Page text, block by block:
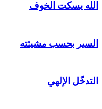
الله يسكت الخوف
السير بحسب مشيئته
التدخّل الإلهي